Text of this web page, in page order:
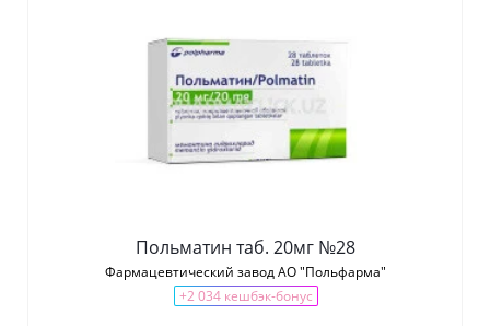
Польматин таб. 20мг №28
Фармацевтический завод АО "Польфарма"
+2 034 кешбэк-бонус